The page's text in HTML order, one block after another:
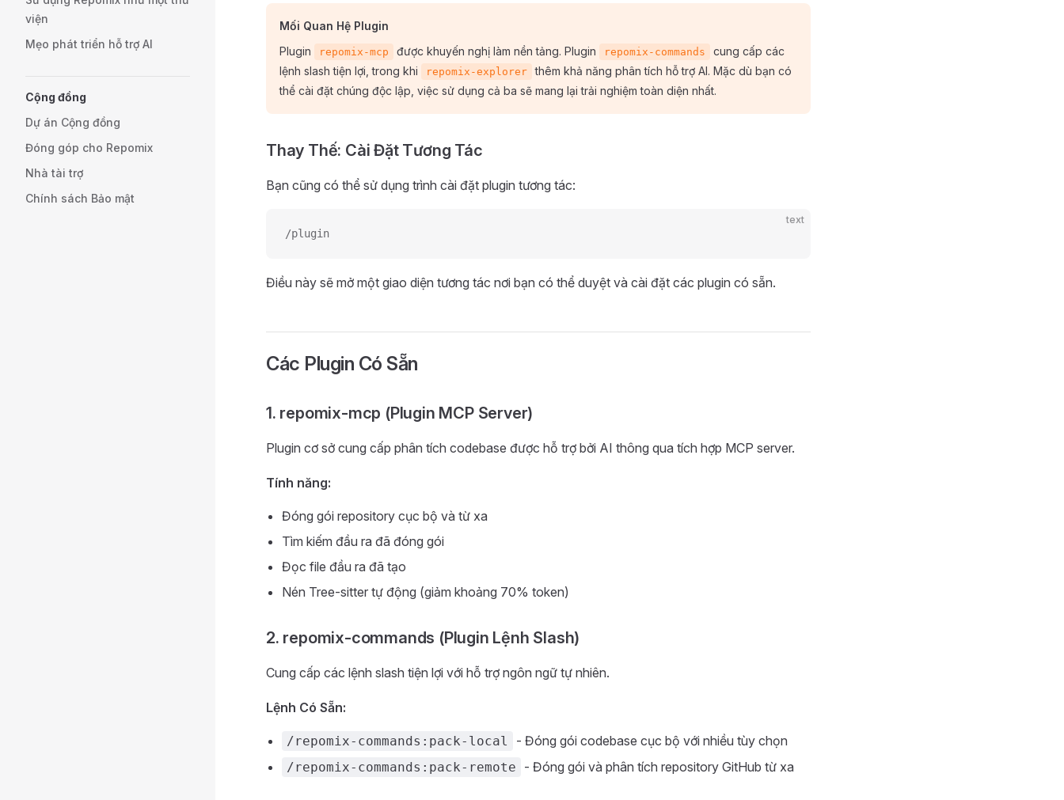
viện
Mẹo phát triển hỗ trợ AI
Cộng đồng
Dự án Cộng đồng
Đóng góp cho Repomix
Nhà tài trợ
Chính sách Bảo mật
Mối Quan Hệ Plugin
Plugin
repomix-mcp được khuyến nghị làm nền tảng. Plugin repomix-commands
cung cấp các
lệnh slash tiện lợi, trong khi
repomix-explorer thêm khả năng phân tích hỗ trợ AI. Mặc dù bạn có
thể cài đặt chúng độc lập, việc sử dụng cả ba sẽ mang lại trải nghiệm toàn diện nhất.
Thay Thế: Cài Đặt Tương Tác
Bạn cũng có thể sử dụng trình cài đặt plugin tương tác:
text
/plugin
Điều này sẽ mở một giao diện tương tác nơi bạn có thể duyệt và cài đặt các plugin có sẵn.
Các Plugin Có Sẵn
1. repomix-mcp (Plugin MCP Server)
Plugin cơ sở cung cấp phân tích codebase được hỗ trợ bởi AI thông qua tích hợp MCP server.
Tính năng:
Đóng gói repository cục bộ và từ xa
Tìm kiếm đầu ra đã đóng gói
Đọc file đầu ra đã tạo
Nén Tree-sitter tự động (giảm khoảng 70% token)
2. repomix-commands (Plugin Lệnh Slash)
Cung cấp các lệnh slash tiện lợi với hỗ trợ ngôn ngữ tự nhiên.
Lệnh Có Sẵn:
/repomix-commands:pack-local - Đóng gói codebase cục bộ với nhiều tùy chọn
/repomix-commands:pack-remote - Đóng gói và phân tích repository GitHub từ xa